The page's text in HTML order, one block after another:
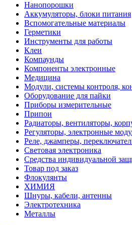
Нанопорошки
Аккумуляторы, блоки питания
Вспомогательные материалы
Герметики
Инструменты для работы
Клеи
Компаунды
Компоненты электронные
Медицина
Модули, системы контроля,
Оборудование для пайки
Приборы измерительные
Припои
Радиаторы, вентиляторы,
Регуляторы, электронные
Реле, джамперы,
Световая электроника
Средства индивидуальной
Товар под заказ
Флокулянты
ХИМИЯ
Шнуры, кабели, антенны
Электротехника
Металлы